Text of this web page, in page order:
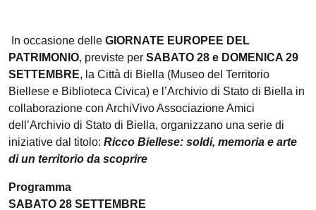
In occasione delle GIORNATE EUROPEE DEL
PATRIMONIO, previste per SABATO 28 e DOMENICA 29
SETTEMBRE, la Città di Biella (Museo del Territorio
Biellese e Biblioteca Civica) e l’Archivio di Stato di Biella in
collaborazione con ArchiVivo Associazione Amici
dell’Archivio di Stato di Biella, organizzano una serie di
iniziative dal titolo: Ricco Biellese: soldi, memoria e arte
di un territorio da scoprire
Programma
SABATO 28 SETTEMBRE